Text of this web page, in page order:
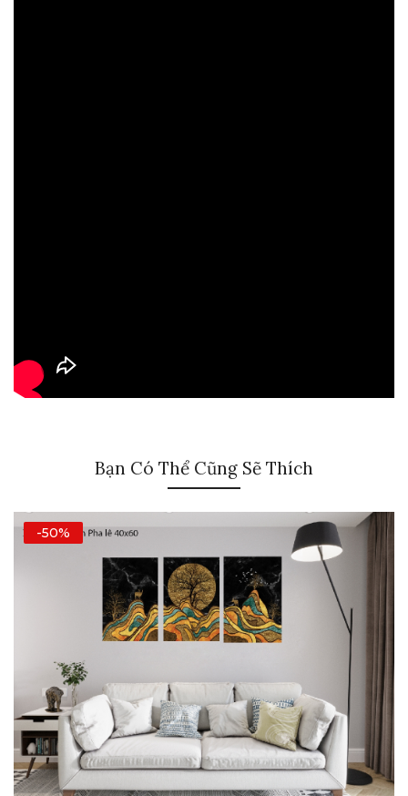
Bạn Có Thể Cũng Sẽ Thích
-50%